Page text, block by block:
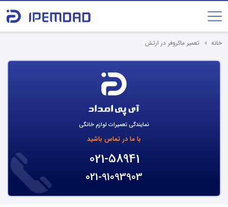
خانه تعمیر ماکروفر در ارتش
نمایندگی تعمیرات لوازم خانگی
با ما در تماس باشید
021-58941
021-91093903